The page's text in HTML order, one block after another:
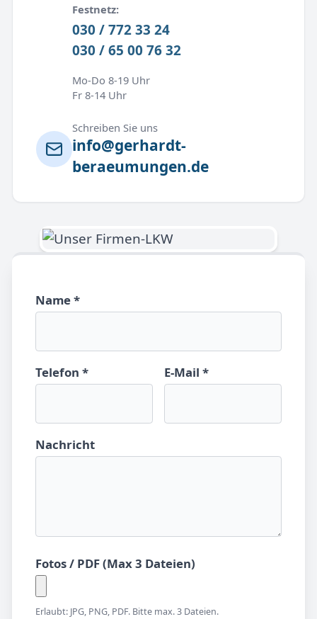
Festnetz:
030 / 772 33 24
030 / 65 00 76 32
Mo-Do 8-19 Uhr
Fr 8-14 Uhr
Schreiben Sie uns
info@gerhardt-
beraeumungen.de
Name *
Telefon * E-Mail *
Nachricht
Fotos / PDF (Max 3 Dateien)
Erlaubt: JPG, PNG, PDF. Bitte max. 3 Dateien.